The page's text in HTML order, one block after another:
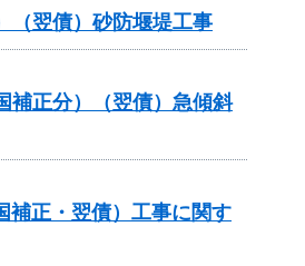
（翌債）砂防堰堤工事
補正分）（翌債）急傾斜
補正・翌債）工事に関す